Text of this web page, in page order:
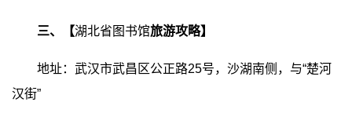
三、【湖北省图书馆旅游攻略】
地址：武汉市武昌区公正路25号，沙湖南侧，与“楚河
汉街”